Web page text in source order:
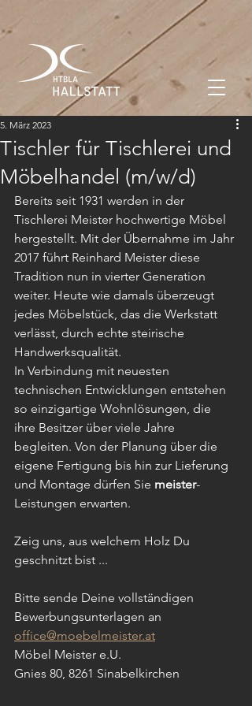
Tischler für Tischlerei und
Möbelhandel (m/w/d)
5. März 2023
Bereits seit 1931 werden in der
Tischlerei Meister hochwertige Möbel
hergestellt. Mit der Übernahme im Jahr
2017 führt Reinhard Meister diese
Tradition nun in vierter Generation
weiter. Heute wie damals überzeugt
jedes Möbelstück, das die Werkstatt
verlässt, durch echte steirische
Handwerksqualität.
In Verbindung mit neuesten
technischen Entwicklungen entstehen
so einzigartige Wohnlösungen, die
ihre Besitzer über viele Jahre
begleiten. Von der Planung über die
eigene Fertigung bis hin zur Lieferung
und Montage dürfen Sie meister-
Leistungen erwarten.
Zeig uns, aus welchem Holz Du
geschnitzt bist ...
Bitte sende Deine vollständigen
Bewerbungsunterlagen an
office@moebelmeister.at
Möbel Meister e.U.
Gnies 80, 8261 Sinabelkirchen